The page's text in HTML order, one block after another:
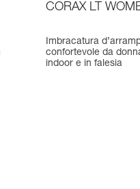
CORAX LT
Imbracatura
confortevole da
indoor e in falesia